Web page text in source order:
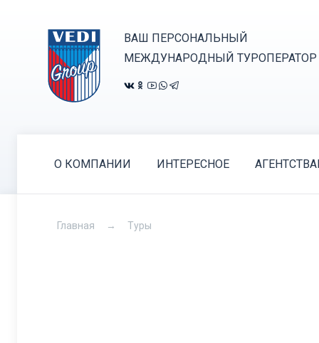
ВАШ ПЕРСОНАЛЬНЫЙ
МЕЖДУНАРОДНЫЙ ТУРОПЕРАТОР
О КОМПАНИИ ИНТЕРЕСНОЕ
Главная Туры